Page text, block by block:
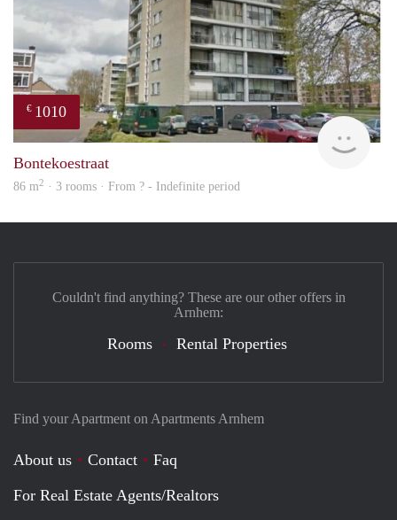
€ 1010
Bontekoestraat
86 m2 · 3 rooms · From ? - Indefinite period
Find your Apartment on Apartments Arnhem
About us Contact
Faq
For Real Estate Agents/Realtors
Couldn't find anything? These are our other offers in
Arnhem:
Rooms Rental Properties